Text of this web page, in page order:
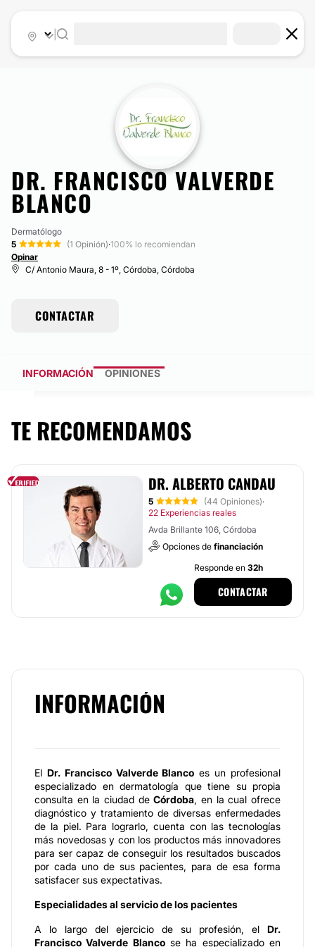
DR. FRANCISCO VALVERDE
BLANCO
Dermatólogo
5
(1 Opinión)·100% lo recomiendan
Opinar
C/ Antonio Maura, 8 - 1º, Córdoba, Córdoba
CONTACTAR
INFORMACIÓN OPINIONES
TE RECOMENDAMOS
DR. ALBERTO CANDAU
5 (44 Opiniones)·
22 Experiencias reales
Avda Brillante 106, Córdoba
Opciones de financiación
Responde en 32h
CONTACTAR
INFORMACIÓN
El Dr. Francisco Valverde Blanco es un profesional
especializado en dermatología que tiene su propia
consulta en la ciudad deCórdoba, en la cual ofrece
diagnóstico y tratamiento de diversas enfermedades
de la piel. Para lograrlo, cuenta con las tecnologías
más novedosas y con los productos más innovadores
para ser capaz de conseguir los resultados buscados
por cada uno de sus pacientes, para de esa forma
satisfacer sus expectativas.
Especialidades al servicio de los pacientes
A lo largo del ejercicio de su profesión, el Dr.
Francisco Valverde Blancose ha especializado en